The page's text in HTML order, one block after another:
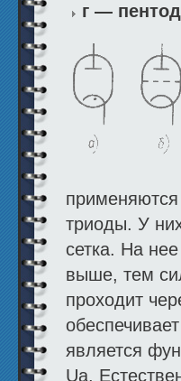
г — пентод
триоды. У
сетка. На
выше, тем
проходит
является
Ua.